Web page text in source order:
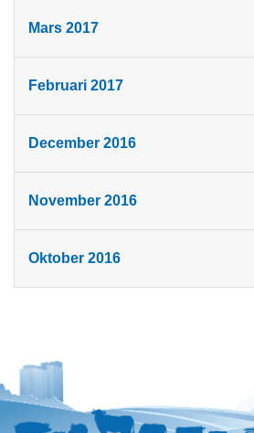
Mars 2017
Februari 2017
December 2016
November 2016
Oktober 2016